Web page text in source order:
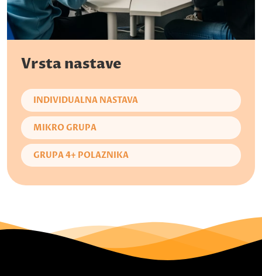
Vrsta nastave
INDIVIDUALNA NASTAVA
MIKRO GRUPA
GRUPA 4+ POLAZNIKA